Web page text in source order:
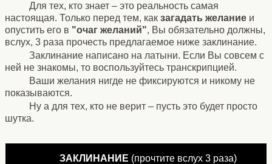
Для тех, кто знает – это реальность самая
настоящая. Только перед тем, как загадать желание и
опустить его в "очаг желаний", Вы обязательно должны,
вслух, 3 раза прочесть предлагаемое ниже заклинание.
Заклинание написано на латыни. Если Вы совсем с
ней не знакомы, то воспользуйтесь транскрипцией.
Ваши желания нигде не фиксируются и никому не
показываются.
Ну а для тех, кто не верит – пусть это будет просто
шутка.
ЗАКЛИНАНИЕ (прочтите вслух 3 раза)